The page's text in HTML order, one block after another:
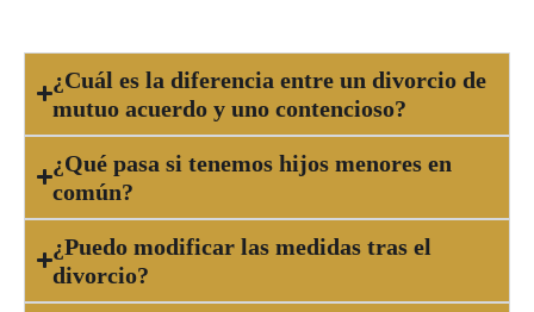
¿Cuál es la diferencia entre un divorcio de
mutuo acuerdo y uno contencioso?
¿Qué pasa si tenemos hijos menores en
común?
¿Puedo modificar las medidas tras el
divorcio?